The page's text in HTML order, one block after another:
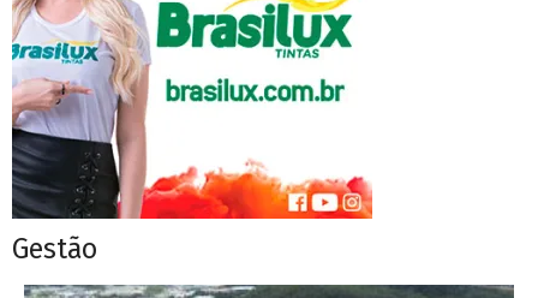
Gestão